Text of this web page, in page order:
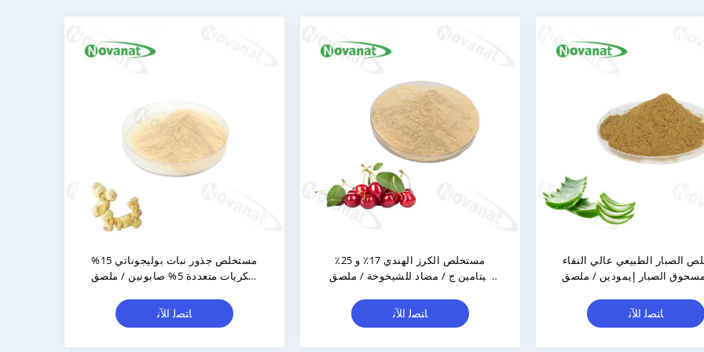
Ziziphi Seed Extract / Clean Label /
عصير الفستق عصير الأعشاب
مسحوق مستخلص الكركديه /
مستخلص زهرة الكركديه الغنية